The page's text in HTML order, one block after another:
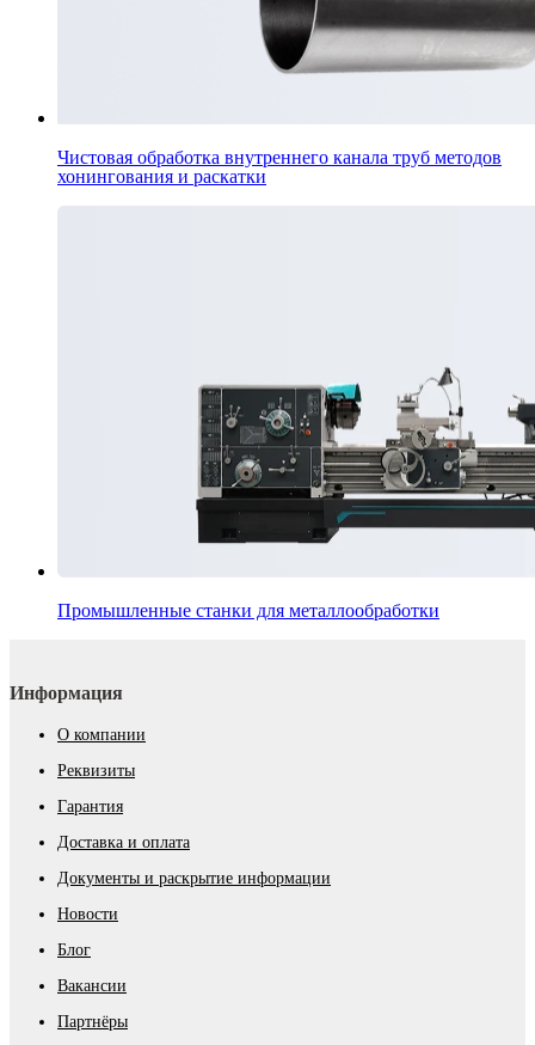
Чистовая обработка внутреннего канала труб методов
хонингования и раскатки
Промышленные станки для металлообработки
Информация
О компании
Реквизиты
Гарантия
Доставка и оплата
Документы и раскрытие информации
Новости
Блог
Вакансии
Партнёры